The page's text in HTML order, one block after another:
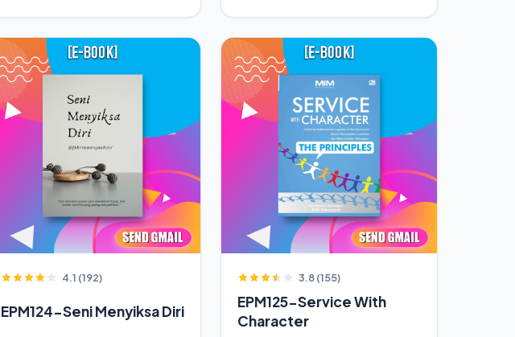
4.1 (192)
EPM124-Seni Menyiksa Diri
3.8 (155)
EPM125-Service With
Character